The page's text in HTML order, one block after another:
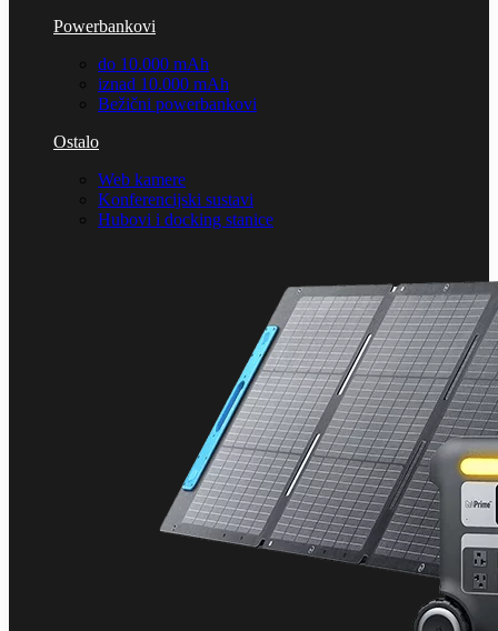
Powerbankovi
do 10.000 mAh
iznad 10.000 mAh
Bežični powerbankovi
Ostalo
Web kamere
Konferencijski sustavi
Hubovi i docking stanice